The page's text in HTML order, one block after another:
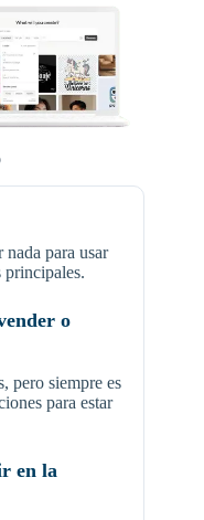
nada para usar
principales.
o
pero siempre es
para estar
en la